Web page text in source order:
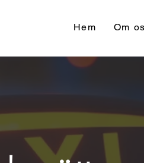
Hem Om